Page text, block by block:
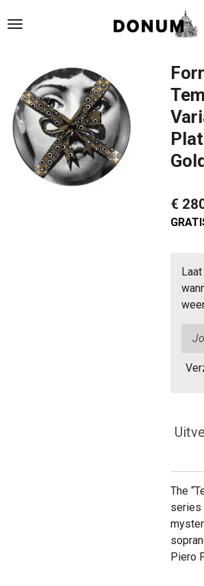
direct
hoofdinhoud
€
The
series
Piero